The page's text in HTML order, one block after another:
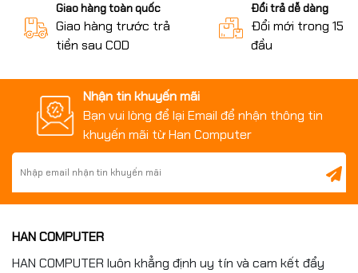
Giao hàng toàn quốc
Giao hàng trước trả
tiền sau COD
Đổi trả dễ dàng
Đổi mới trong 15
đầu
Nhận tin khuyến mãi
Bạn vui lòng để lại Email để nhận thông tin
khuyến mãi từ Han Computer
HAN COMPUTER
HAN COMPUTER luôn khẳng định uy tín và cam kết đẩy